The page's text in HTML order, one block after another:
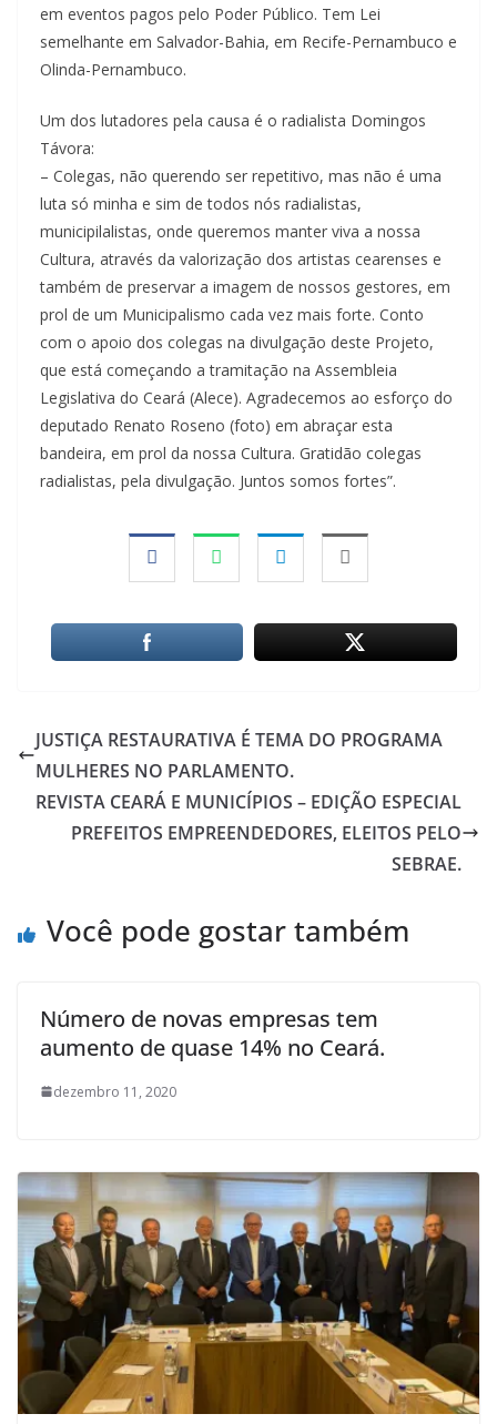
em eventos pagos pelo Poder Público. Tem Lei
semelhante em Salvador-Bahia, em Recife-Pernambuco e
Olinda-Pernambuco.
Um dos lutadores pela causa é o radialista Domingos
Távora:
– Colegas, não querendo ser repetitivo, mas não é uma
luta só minha e sim de todos nós radialistas,
municipilalistas, onde queremos manter viva a nossa
Cultura, através da valorização dos artistas cearenses e
também de preservar a imagem de nossos gestores, em
prol de um Municipalismo cada vez mais forte. Conto
com o apoio dos colegas na divulgação deste Projeto,
que está começando a tramitação na Assembleia
Legislativa do Ceará (Alece). Agradecemos ao esforço do
deputado Renato Roseno (foto) em abraçar esta
bandeira, em prol da nossa Cultura. Gratidão colegas
radialistas, pela divulgação. Juntos somos fortes”.
JUSTIÇA RESTAURATIVA É TEMA DO PROGRAMA
MULHERES NO PARLAMENTO.
REVISTA CEARÁ E MUNICÍPIOS – EDIÇÃO ESPECIAL
PREFEITOS EMPREENDEDORES, ELEITOS PELO
SEBRAE.
Você pode gostar também
Número de novas empresas tem
aumento de quase 14% no Ceará.
dezembro 11, 2020